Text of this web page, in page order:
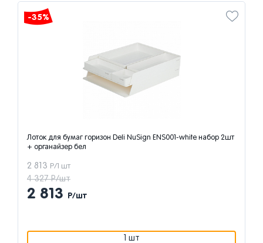
-35%
Лоток для бумаг горизон Deli NuSign ENS001-white набор 2шт
+ органайзер бел
2 813 Р/1 шт
4 327 Р/шт
2 813 Р/шт
1 шт